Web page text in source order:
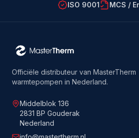
ISO 9001
MCS /
Officiële distributeur van MasterTherm
warmtepompen in Nederland.
Middelblok 136
2831 BP Gouderak
Nederland